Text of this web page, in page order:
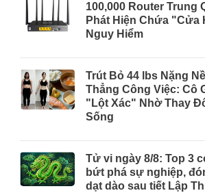
100,000 Router Trung
Phát Hiện Chứa "Cửa
Nguy Hiểm
Trút Bỏ 44 lbs Nặng
Thẳng Công Việc: Cô
"Lột Xác" Nhờ Thay
Sống
Tử vi ngày 8/8: Top 3
bứt phá sự nghiệp,
dạt dào sau tiết Lập